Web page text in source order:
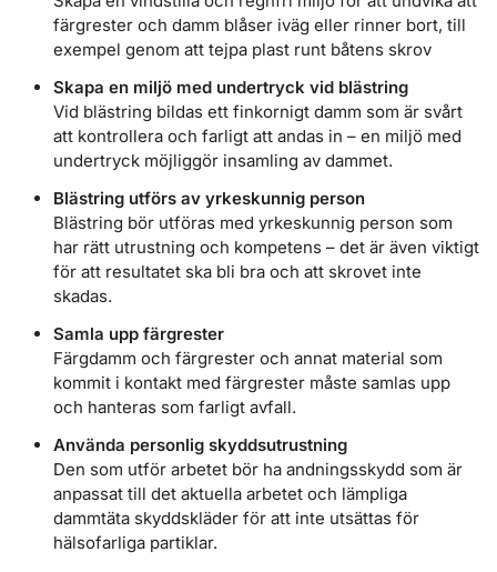
färgrester och damm blåser iväg eller rinner bort, till
exempel genom att tejpa plast runt båtens skrov
Skapa en miljö med undertryck vid blästring
Vid blästring bildas ett finkornigt damm som är svårt
att kontrollera och farligt att andas in – en miljö med
undertryck möjliggör insamling av dammet.
Blästring utförs av yrkeskunnig person
Blästring bör utföras med yrkeskunnig person som
har rätt utrustning och kompetens – det är även viktigt
för att resultatet ska bli bra och att skrovet inte
skadas.
Samla upp färgrester
Färgdamm och färgrester och annat material som
kommit i kontakt med färgrester måste samlas upp
och hanteras som farligt avfall.
Använda personlig skyddsutrustning
Den som utför arbetet bör ha andningsskydd som är
anpassat till det aktuella arbetet och lämpliga
dammtäta skyddskläder för att inte utsättas för
hälsofarliga partiklar.